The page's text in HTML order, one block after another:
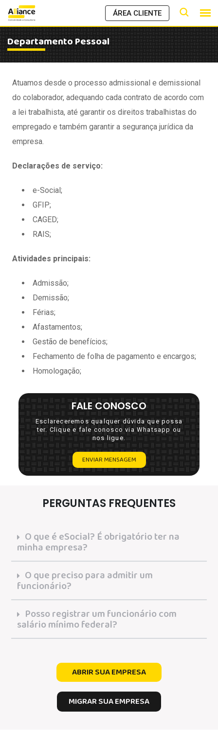
ÁREA CLIENTE
Departamento Pessoal
Atuamos desde o processo admissional e demissional
do colaborador, adequando cada contrato de acordo com
a lei trabalhista, até garantir os direitos trabalhistas do
empregado e também garantir a segurança jurídica da
empresa.
Declarações de serviço:
e-Social;
GFIP;
CAGED;
RAIS;
Atividades principais:
Admissão;
Demissão;
Férias;
Afastamentos;
Gestão de benefícios;
Fechamento de folha de pagamento e encargos;
Homologação;
FALE CONOSCO
Esclareceremos qualquer dúvida que possa
ter. Clique e fale conosco via Whatsapp ou
nos ligue.
ENVIAR MENSAGEM
PERGUNTAS FREQUENTES
O que é eSocial? É obrigatório ter na
minha empresa?
O que preciso para admitir um
funcionário?
Posso registrar um funcionário com
salário mínimo federal?
MIGRAR SUA EMPRESA
ABRIR SUA EMPRESA